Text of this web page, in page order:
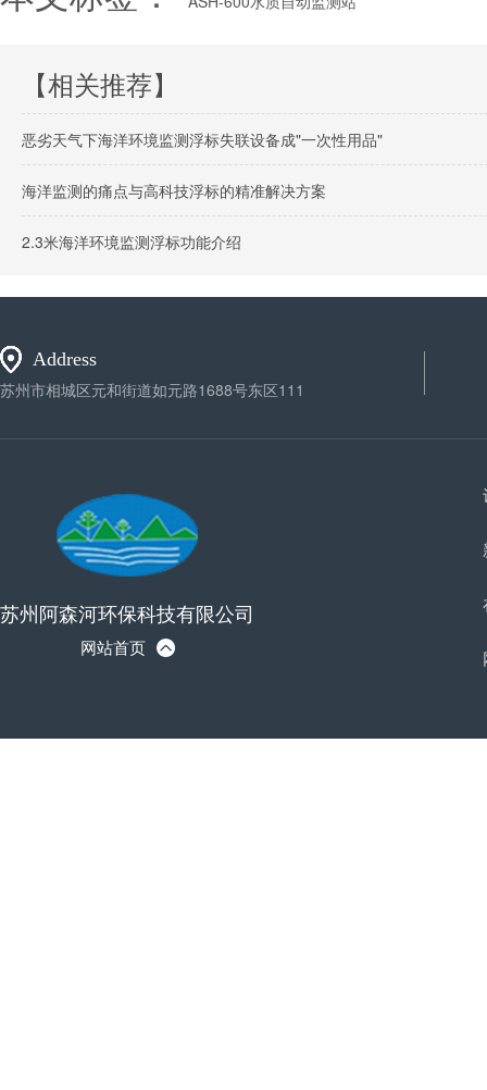
【相关推荐】
恶劣天气下海洋环境监测浮标失联设备成"一次性用品"
海洋监测的痛点与高科技浮标的精准解决方案
2.3米海洋环境监测浮标功能介绍
Address
苏州市相城区元和街道如元路1688号东区111
苏州阿森河环保科技有限公司
网站首页